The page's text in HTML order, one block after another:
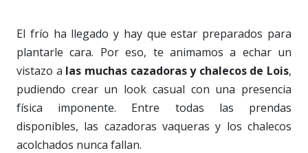
El frío ha llegado y hay que estar preparados para
plantarle cara. Por eso, te animamos a echar un
vistazo a las muchas cazadoras y chalecos de Lois,
pudiendo crear un look casual con una presencia
física imponente. Entre todas las prendas
disponibles, las cazadoras vaqueras y los chalecos
acolchados nunca fallan.